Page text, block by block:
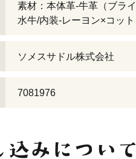
素材：本体革-牛革（ブラ
水牛/内装-レーヨン×コット
ソメスサドル株式会社
7081976